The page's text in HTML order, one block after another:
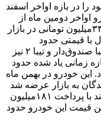
از قیمت خود را در بازه اواخر اسفند
اواخر دومین ماه از
فصل زمستان سال‌جاری با قیمت حدود ۳۳۳‌میلیون تومانی در بازار
با قیمتی حدود
۳۲۵‌میلیون تومان هم قابل خریداری بود. تیبا صندوق‌دار و تیبا ۲ نیز
۲۰۶ حرکت کردند. تیبا ۲ در بازه زمانی یاد شده حدود
این خودرو در بهمن ماه
به بازار عرضه شد
اما در اواخر اسفندماه خریداران می‌توانستند با پرداخت ۱۸۱‌میلیون
قیمت این خودرو حدود